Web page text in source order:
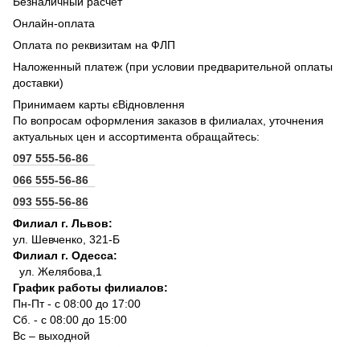
Онлайн-оплата
Оплата по реквизитам на ФЛП
Наложенный платеж (при условии предварительной оплаты
доставки)
Принимаем карты єВідновлення
По вопросам оформления заказов в филиалах, уточнения
актуальных цен и ассортимента обращайтесь:
097 555-56-86
066 555-56-86
093 555-56-86
Филиал г. Львов:
ул. Шевченко, 321-Б
Филиал г. Одесса:
ул. Желябова,1
График работы филиалов:
Пн-Пт - с 08:00 до 17:00
Сб. - с 08:00 до 15:00
Вс – выходной